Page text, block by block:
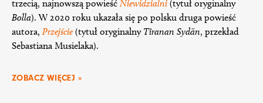
trzecią, najnowszą powieść Niewidzialni (tytuł oryginalny
Bolla). W 2020 roku ukazała się po polsku druga powieść
autora, Przejście (tytuł oryginalny Tiranan Sydän, przekład
Sebastiana Musielaka).
ZOBACZ WIĘCEJ »